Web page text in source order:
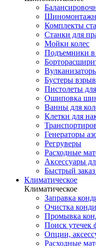
Комплекты
Станки для
Мойки колес
Подъемники
Бустеры
Пистолеты
Ошиповка
Ванны для
Клетки для
Генераторы
Регруверы
Расходные
Аксессуары
Быстрый
Климатическое
Климатическое
Заправка
Очистка
Промывка
Поиск утечек
Опции,
Расходные